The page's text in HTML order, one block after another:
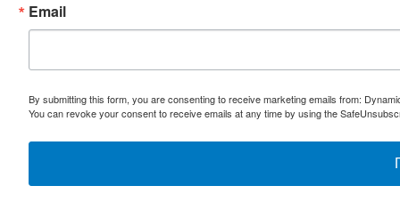
Email
By submitting this form, you are consenting to receive marketing emails from:
You can revoke your consent to receive emails at any time by using the